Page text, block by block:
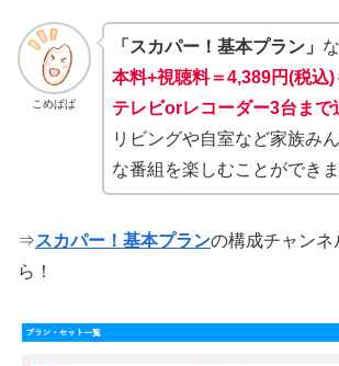
こめぱぱ
「スカパー！基本プラン」
本料+視聴料＝4,389円(税込)
テレビorレコーダー3台まで
リビングや自室など家族み
な番組を楽しむことができま
⇒スカパー！基本プランの構成チャン
ら！